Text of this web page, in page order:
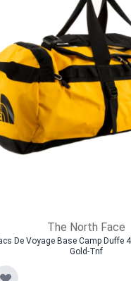
The North Face
De Voyage Base Camp Duffe
Gold-Tnf